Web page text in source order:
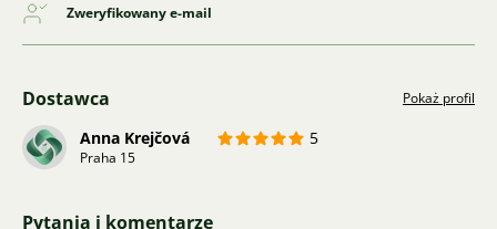
Zweryfikowany e-mail
Dostawca Pokaż profil
Anna Krejčová 5
Praha 15
Pytania i komentarze